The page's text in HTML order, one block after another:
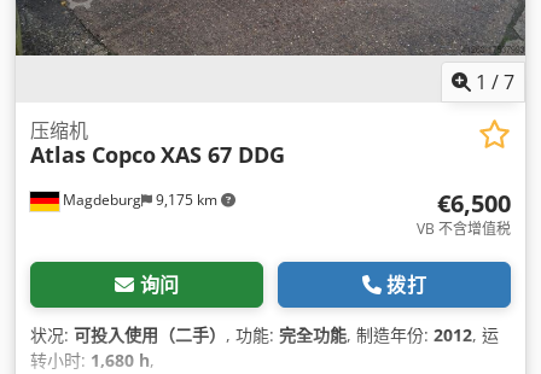
1 /7
Magdeburg 9,175 km
压缩机
Atlas CopcoXAS 67 DDG
€6,500
VB 不含增值税
询问 拨打
状况: 可投入使用（二手） , 功能: 完全功能, 制造年份: 2012, 运
转小时: 1,680 h,